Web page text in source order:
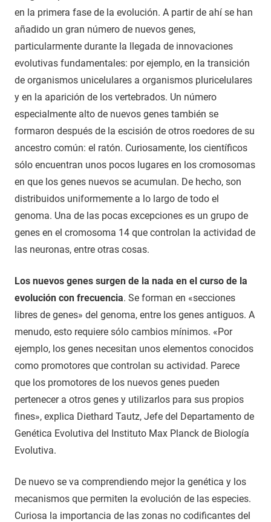
en la primera fase de la evolución. A partir de ahí se han
añadido un gran número de nuevos genes,
particularmente durante la llegada de innovaciones
evolutivas fundamentales: por ejemplo, en la transición
de organismos unicelulares a organismos pluricelulares
y en la aparición de los vertebrados. Un número
especialmente alto de nuevos genes también se
formaron después de la escisión de otros roedores de su
ancestro común: el ratón. Curiosamente, los científicos
sólo encuentran unos pocos lugares en los cromosomas
en que los genes nuevos se acumulan. De hecho, son
distribuidos uniformemente a lo largo de todo el
genoma. Una de las pocas excepciones es un grupo de
genes en el cromosoma 14 que controlan la actividad de
las neuronas, entre otras cosas.
Los nuevos genes surgen de la nada en el curso de la
evolución con frecuencia. Se forman en «secciones
libres de genes» del genoma, entre los genes antiguos. A
menudo, esto requiere sólo cambios mínimos. «Por
ejemplo, los genes necesitan unos elementos conocidos
como promotores que controlan su actividad. Parece
que los promotores de los nuevos genes pueden
pertenecer a otros genes y utilizarlos para sus propios
fines», explica Diethard Tautz, Jefe del Departamento de
Genética Evolutiva del Instituto Max Planck de Biología
Evolutiva.
De nuevo se va comprendiendo mejor la genética y los
mecanismos que permiten la evolución de las especies.
Curiosa la importancia de las zonas no codificantes del